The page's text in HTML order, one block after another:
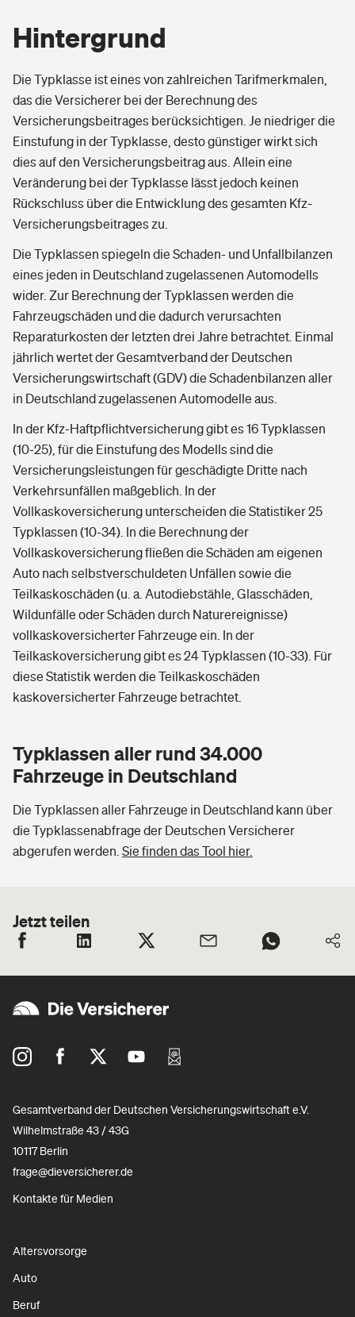
Tools
Kinderunfall-Check: Mehr Sicherheit für deine Kids
Typklassen: So ist Ihr Auto eingestuft
Sie haben Fragen?
Hintergrund
Die Typklasse ist eines von zahlreichen Tarifmerkmalen,
das die Versicherer bei der Berechnung des
Versicherungsbeitrages berücksichtigen. Je niedriger die
Einstufung in der Typklasse, desto günstiger wirkt sich
dies auf den Versicherungsbeitrag aus. Allein eine
Veränderung bei der Typklasse lässt jedoch keinen
Rückschluss über die Entwicklung des gesamten Kfz-
Versicherungsbeitrages zu.
Die Typklassen spiegeln die Schaden- und Unfallbilanzen
eines jeden in Deutschland zugelassenen Automodells
wider. Zur Berechnung der Typklassen werden die
Fahrzeugschäden und die dadurch verursachten
Reparaturkosten der letzten drei Jahre betrachtet. Einmal
jährlich wertet der Gesamtverband der Deutschen
Versicherungswirtschaft (GDV) die Schadenbilanzen aller
in Deutschland zugelassenen Automodelle aus.
In der Kfz-Haftpflichtversicherung gibt es 16 Typklassen
(10-25), für die Einstufung des Modells sind die
Versicherungsleistungen für geschädigte Dritte nach
Verkehrsunfällen maßgeblich. In der
Vollkaskoversicherung unterscheiden die Statistiker 25
Typklassen (10-34). In die Berechnung der
Vollkaskoversicherung fließen die Schäden am eigenen
Auto nach selbstverschuldeten Unfällen sowie die
Teilkaskoschäden (u. a. Autodiebstähle, Glasschäden,
Wildunfälle oder Schäden durch Naturereignisse)
vollkaskoversicherter Fahrzeuge ein. In der
Teilkaskoversicherung gibt es 24 Typklassen (10-33). Für
diese Statistik werden die Teilkaskoschäden
kaskoversicherter Fahrzeuge betrachtet.
Typklassen aller rund 34.000
Fahrzeuge in Deutschland
Die Typklassen aller Fahrzeuge in Deutschland kann über
die Typklassenabfrage der Deutschen Versicherer
abgerufen werden. Sie finden das Tool hier.
Jetzt teilen
Gesamtverband der Deutschen Versicherungswirtschaft e.V.
Wilhelmstraße 43 / 43G
10117 Berlin
frage@dieversicherer.de
Kontakte für Medien
Altersvorsorge
Auto
Beruf